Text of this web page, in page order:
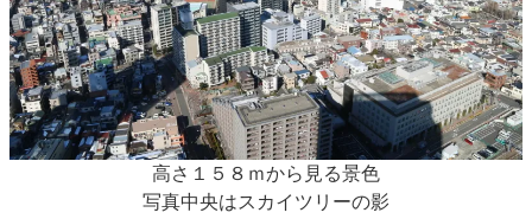
高さ１５８ｍから見る景色
写真中央はスカイツリーの影